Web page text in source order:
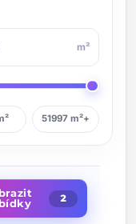
m²
51997 m²+
2